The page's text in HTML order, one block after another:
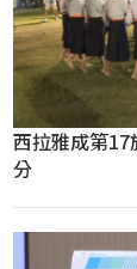
西拉雅成第17
分